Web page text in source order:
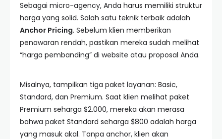
Sebagai micro-agency, Anda harus memiliki struktur
harga yang solid. Salah satu teknik terbaik adalah
Anchor Pricing. Sebelum klien memberikan
penawaran rendah, pastikan mereka sudah melihat
“harga pembanding” di website atau proposal Anda.
Misalnya, tampilkan tiga paket layanan: Basic,
Standard, dan Premium. Saat klien melihat paket
Premium seharga $2.000, mereka akan merasa
bahwa paket Standard seharga $800 adalah harga
yang masuk akal. Tanpa anchor, klien akan